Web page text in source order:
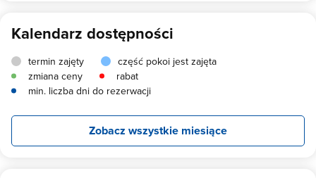
Kalendarz dostępności
termin zajęty
część pokoi jest zajęta
zmiana ceny
rabat
min. liczba dni do rezerwacji
Zobacz wszystkie miesiące